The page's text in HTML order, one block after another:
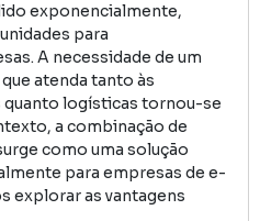
exponencialmente,
para
A necessidade de um
atenda tanto às
quanto logísticas tornou-se
a combinação de
como uma solução
para empresas de e-
explorar as vantagens